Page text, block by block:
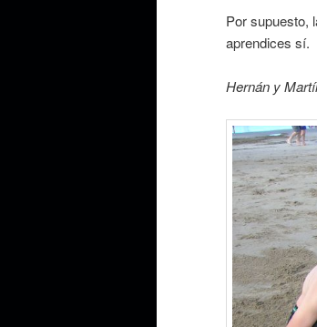
Por supuesto,
aprendices sí.
Hernán y